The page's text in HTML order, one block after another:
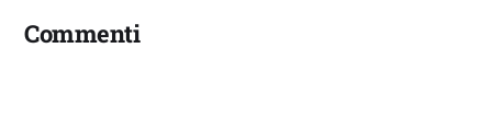
Commenti